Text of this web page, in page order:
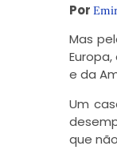
Por
Mas
e da
Um
que